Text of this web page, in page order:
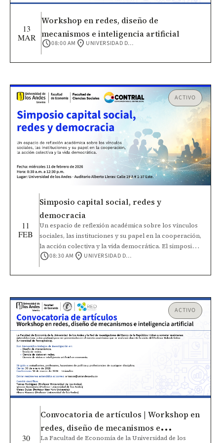
13
MAR
Workshop en redes, diseño de
mecanismos e inteligencia artificial
schedule08:00 AM location_on UNIVERSIDAD DE LOS ANDES
ACTIVO
11
FEB
Simposio capital social, redes y
democracia
Un espacio de reflexión académica sobre los vínculos
sociales, las instituciones y su papel en la cooperación,
la acción colectiva y la vida democrática. El simposio
también ofrece un espacio para presentar
sobre vínculos sociales, institucionales y culturales que
democrática.
schedule08:30 AM location_on UNIVERSIDAD DE LOS ANDES
ACTIVO
30
Convocatoria de artículos | Workshop en
redes, diseño de mecanismos e
La Facultad de Economía de la Universidad de los